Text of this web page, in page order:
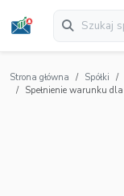
Strona główna Spółki
Spełnienie warunku